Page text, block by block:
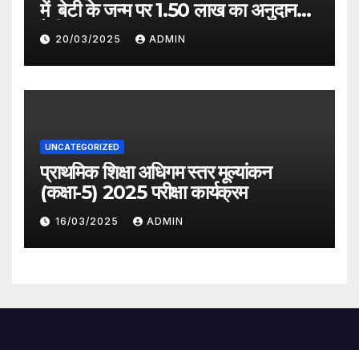
में बेटी के जन्म पर 1.50 लाख का अनुदान
देगी सरकार
20/03/2025 ADMIN
UNCATEGORIZED
प्राथमिक शिक्षा अधिगम स्तर मूल्यांकन
(कक्षा-5) 2025 परीक्षा कार्यक्रम
16/03/2025 ADMIN